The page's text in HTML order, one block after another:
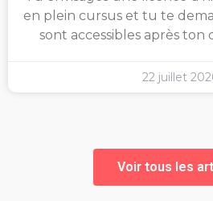
en plein cursus et tu te
sont accessibles après ton
22 juillet
Voir tous les